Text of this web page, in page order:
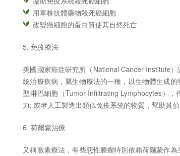
用單株抗體藥物殺死癌細胞
改變癌細胞的蛋白質使其自然死亡
5.免疫療法
美國國家癌症研究所（ National Cancer Institute
統治療疾病，屬生物療法的一種，以生物體生成
型淋巴細胞（Tumor-Infiltrating Lymphocytes），
力;或者人工製造出類似免疫系統的物質，幫助其偵
6. 荷爾蒙治療
又稱激素療法，有些惡性腫瘤特別依賴荷爾蒙作